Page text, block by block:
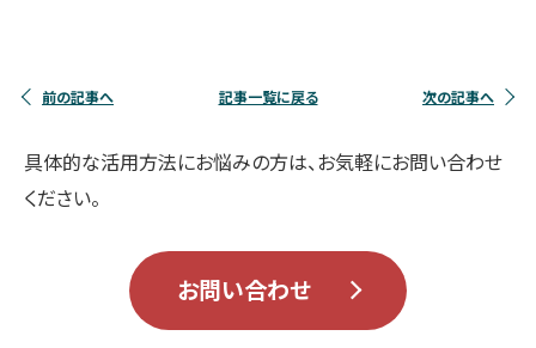
前の記事へ 記事一覧に戻る 次の記事へ
具体的な活用方法にお悩みの方は、お気軽にお問い合わせ
ください。
お問い合わせ